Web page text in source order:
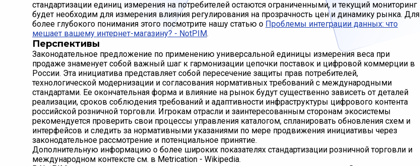
стандартизации единиц измерения на потребителей остаются ограниченными, и текущий мониторинг
будет необходим для измерения влияния регулирования на прозрачность цен и динамику рынка. Для
более глубокого понимания этого посмотрите нашу статью о Проблемы интеграции данных: что
мешает вашему интернет-магазину? - NotPIM.
Перспективы
Законодательное предложение по применению универсальной единицы измерения веса при
продаже знаменует собой важный шаг к гармонизации цепочки поставок и цифровой коммерции в
России. Эта инициатива представляет собой пересечение защиты прав потребителей,
технологической модернизации и согласования нормативных требований с международными
стандартами. Ее окончательная форма и влияние на рынок будут существенно зависеть от деталей
реализации, сроков соблюдения требований и адаптивности инфраструктуры цифрового контента
российской розничной торговли. Игрокам отрасли и заинтересованным сторонам экосистемы
рекомендуется проверить свои процессы управления каталогом, спланировать обновления схем и
интерфейсов и следить за нормативными указаниями по мере продвижения инициативы через
законодательное рассмотрение и потенциальное принятие.
Дополнительную информацию о более широких показателях стандартизации розничной торговли и
международном контексте см. в Metrication - Wikipedia.